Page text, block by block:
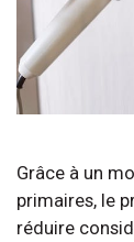
Grâce à un
primaires, le
réduire